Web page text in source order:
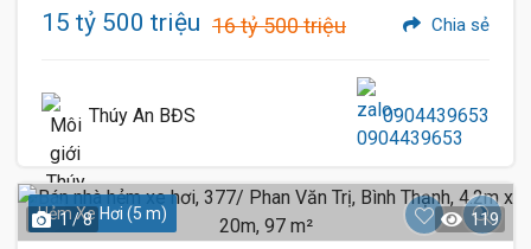
15 tỷ 500 triệu 16 tỷ 500 triệu Chia sẻ
Thúy An BĐS 0904439653
Hẻm Xe Hơi (5 m)
1 / 8 119